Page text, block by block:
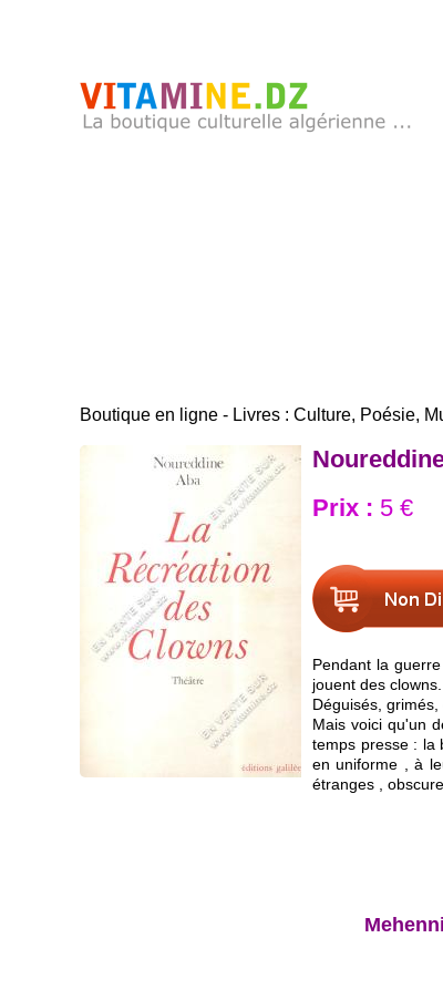
Boutique en ligne - Livres : Culture, Poésie,
Prix : 5 €
Pendant la
jouent des clowns.
Déguisés,
Mais voici qu'un
temps presse : la
en uniforme , à
étranges ,